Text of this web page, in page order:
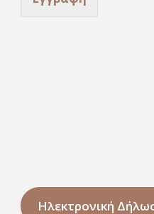
Ηλεκτρονική